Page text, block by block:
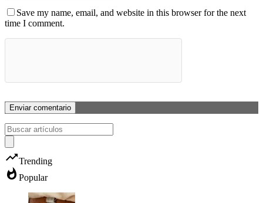
Save my name, email, and website in this browser for the next
time I comment.
trending_upTrending
whatshot Popular